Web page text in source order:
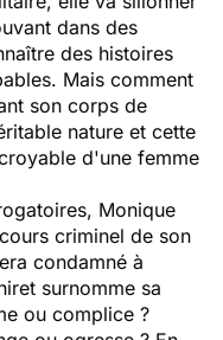
dans des
des histoires
Mais comment
son corps de
nature et cette
d'une femme
Monique
criminel de son
condamné à
surnomme sa
ou complice ?